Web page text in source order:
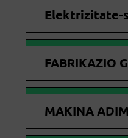
Elektrizitate-
FABRIKAZIO
MAKINA